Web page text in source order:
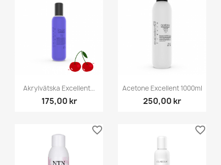
Akrylvätska Excellent...
175,00 kr
Acetone Excellent 1000ml
250,00 kr
favorite_border favorite_border